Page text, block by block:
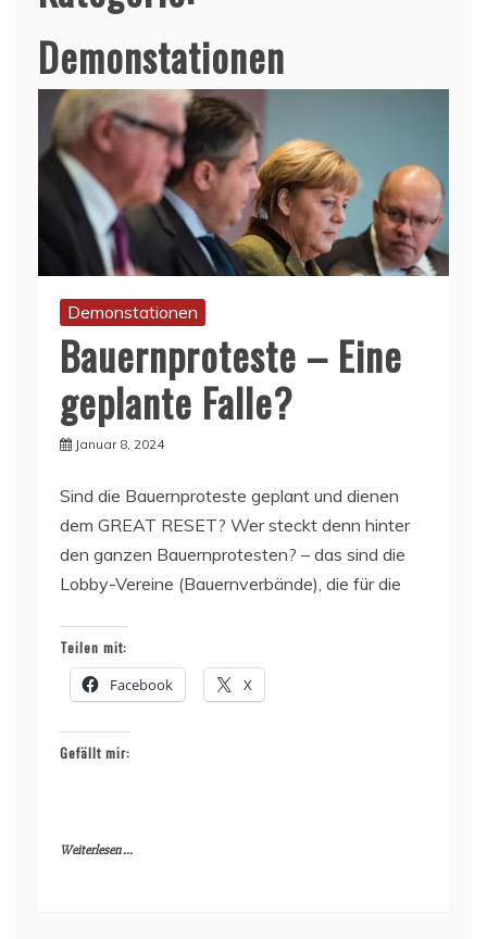
Demonstationen
Demonstationen
Bauernproteste – Eine
geplante Falle?
Januar 8, 2024
Sind die Bauernproteste geplant und dienen
dem GREAT RESET? Wer steckt denn hinter
den ganzen Bauernprotesten? – das sind die
Lobby-Vereine (Bauernverbände), die für die
Teilen mit:
Facebook X
Gefällt mir:
Weiterlesen ...